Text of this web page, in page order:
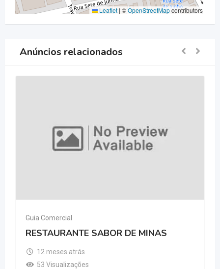
Leaflet | ©OpenStreetMapcontributors
Anúncios relacionados
Guia Comercial
RESTAURANTE SABOR DE MINAS
12 meses atrás
53 Visualizações